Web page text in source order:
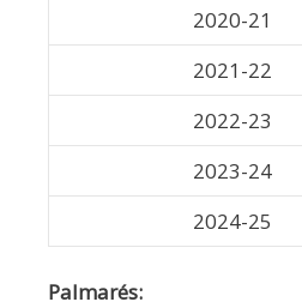
2020-21
2021-22
2022-23
2023-24
2024-25
Palmarés: